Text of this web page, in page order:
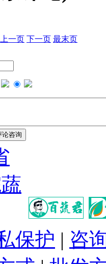
上一页 下一页 最末页
保护 | 咨